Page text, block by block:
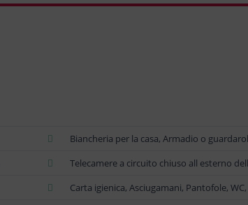
Biancheria per la casa, Armadio o
Telecamere a circuito chiuso all esterno
Carta igienica, Asciugamani, Pantofole,